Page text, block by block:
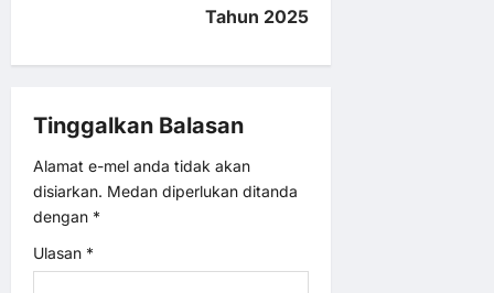
a
i
o
n
Tahun 2025
Tinggalkan Balasan
Alamat e-mel anda tidak akan
disiarkan. Medan diperlukan ditanda
dengan *
Ulasan *